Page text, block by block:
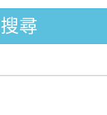
第7次
3招)】
搜尋